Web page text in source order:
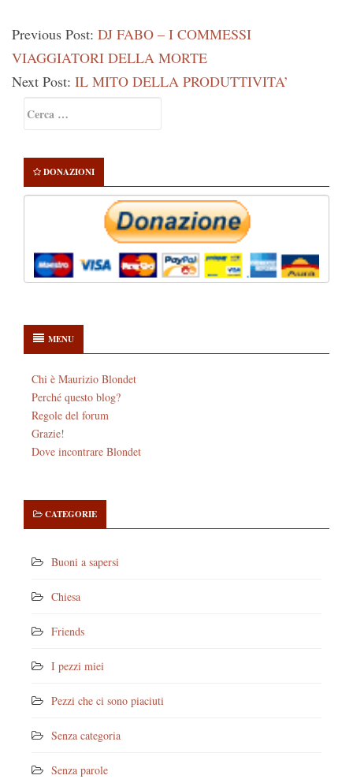
Previous Post: DJ FABO – I COMMESSI
VIAGGIATORI DELLA MORTE
Next Post: IL MITO DELLA PRODUTTIVITA’
Sidebar
per:
DONAZIONI
MENU
Chi è Maurizio Blondet
Perché questo blog?
Regole del forum
Grazie!
Dove incontrare Blondet
CATEGORIE
Buoni a sapersi
Chiesa
Friends
I pezzi miei
Pezzi che ci sono piaciuti
Senza categoria
Senza parole